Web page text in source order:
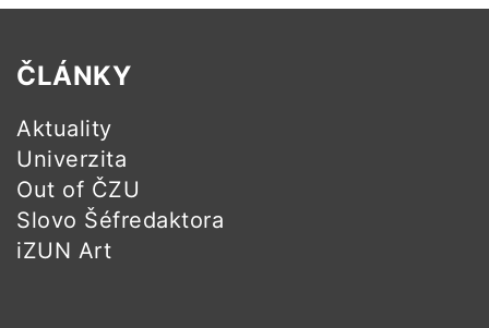
ČLÁNKY
Aktuality
Univerzita
Out of ČZU
Slovo Šéfredaktora
iZUN Art